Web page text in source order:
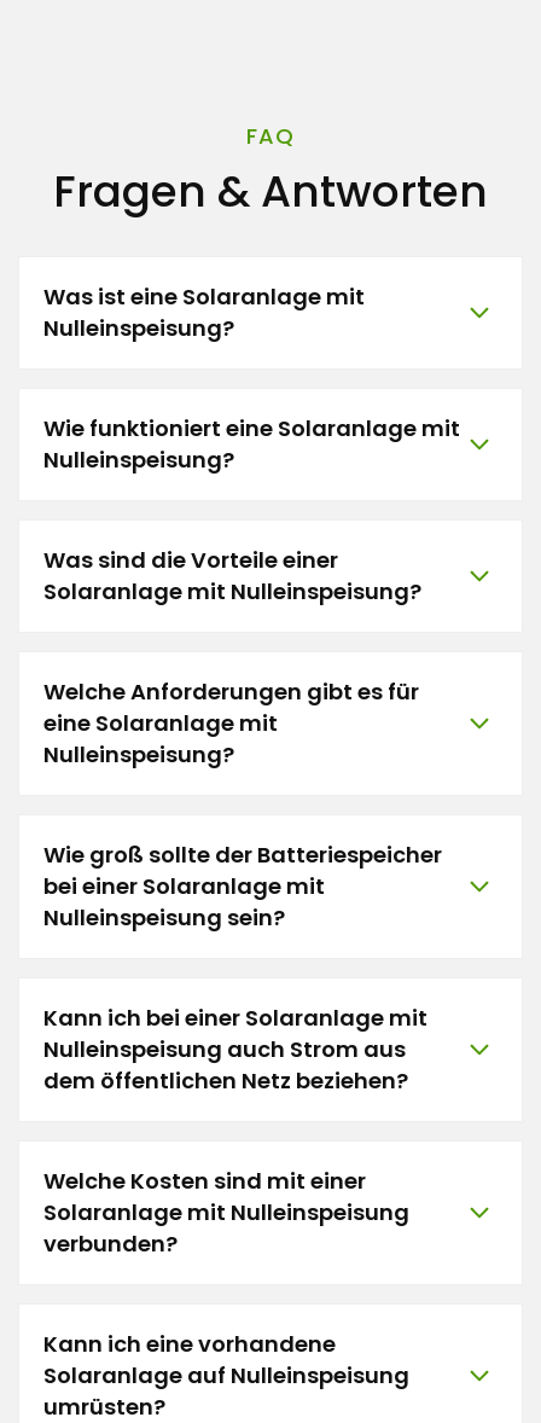
FAQ
Fragen & Antworten
Was ist eine Solaranlage mit
Nulleinspeisung?
Wie funktioniert eine Solaranlage mit
Nulleinspeisung?
Was sind die Vorteile einer
Solaranlage mit Nulleinspeisung?
Welche Anforderungen gibt es für
eine Solaranlage mit
Nulleinspeisung?
Wie groß sollte der Batteriespeicher
bei einer Solaranlage mit
Nulleinspeisung sein?
Kann ich bei einer Solaranlage mit
Nulleinspeisung auch Strom aus
dem öffentlichen Netz beziehen?
Welche Kosten sind mit einer
Solaranlage mit Nulleinspeisung
verbunden?
Kann ich eine vorhandene
Solaranlage auf Nulleinspeisung
umrüsten?